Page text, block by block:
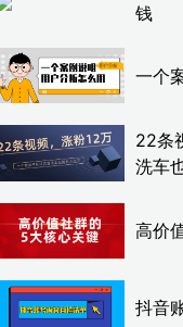
钱
一个
22条
洗车
高价
抖音